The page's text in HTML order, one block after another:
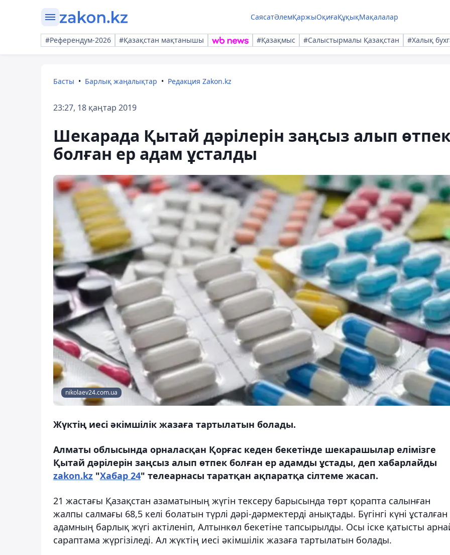
СаясатӘлемҚаржыОқиғаҚұқықМақалалар
#Референдум-2026 #Қазақстан мақтанышы #Қазақмыс #Салыстырмалы Қазақстан #Халық
Басты Барлық жаңалықтар Редакция Zakon.kz
23:27, 18 қаңтар 2019
Шекарада Қытай дәрілерін заңсыз алып
болған ер адам ұсталды
nikolaev24.com.ua
Жүктің иесі әкімшілік жазаға тартылатын болады.
Алматы облысында орналасқан Қорғас кеден бекетінде шекарашылар елімізге
Қытай дәрілерін заңсыз алып өтпек болған ер адамды ұстады, деп хабарлайды
zakon.kz "Хабар 24" телеарнасы таратқан ақпаратқа сілтеме жасап.
21 жастағы Қазақстан азаматының жүгін тексеру барысында төрт қорапта салынған
жалпы салмағы 68,5 келі болатын түрлі дәрі-дәрмектерді анықтады. Бүгінгі күні ұсталған
адамның барлық жүгі актіленіп, Алтынкөл бекетіне тапсырылды. Осы іске қатысты
сараптама жүргізіледі. Ал жүктің иесі әкімшілік жазаға тартылатын болады.